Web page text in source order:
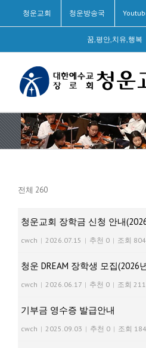
청운교회 청운방송국
꿈,평안,치유,행복
전체 260
청운교회 장학금 신청 안내
cwch | 2026.07.15 | 추천 0 | 조회 804
청운 DREAM 장학생 모집(2026
cwch | 2026.06.17 | 추천 0 | 조회
기부금 영수증 발급안내
cwch | 2025.09.03 | 추천 0 | 조회